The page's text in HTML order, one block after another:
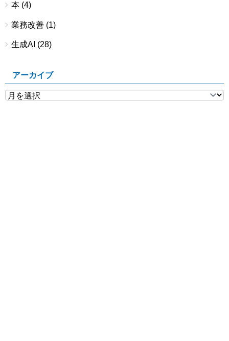
本 (4)
業務改善 (1)
生成AI (28)
アーカイブ